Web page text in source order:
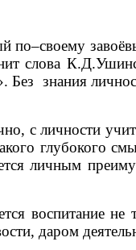
слова
Без знания
с личности
глубокого
личным
воспитание не
даром